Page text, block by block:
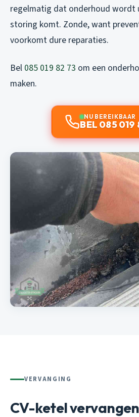
regelmatig dat onderhoud
storing komt. Zonde, want
voorkomt dure reparaties.
Bel 085 019 82 73 om een
maken.
NU BEREIKBAAR
BEL 085 019
VERVANGING
CV-ketel